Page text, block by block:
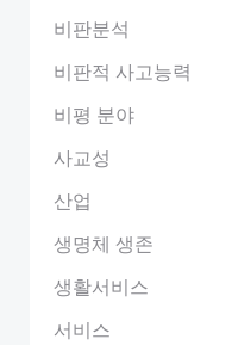
비판분석
비판적 사고능력
비평 분야
사교성
산업
생명체 생존
생활서비스
서비스